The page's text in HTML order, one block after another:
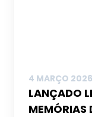
4 MARÇO 2026
LANÇADO
MEMÓRIAS